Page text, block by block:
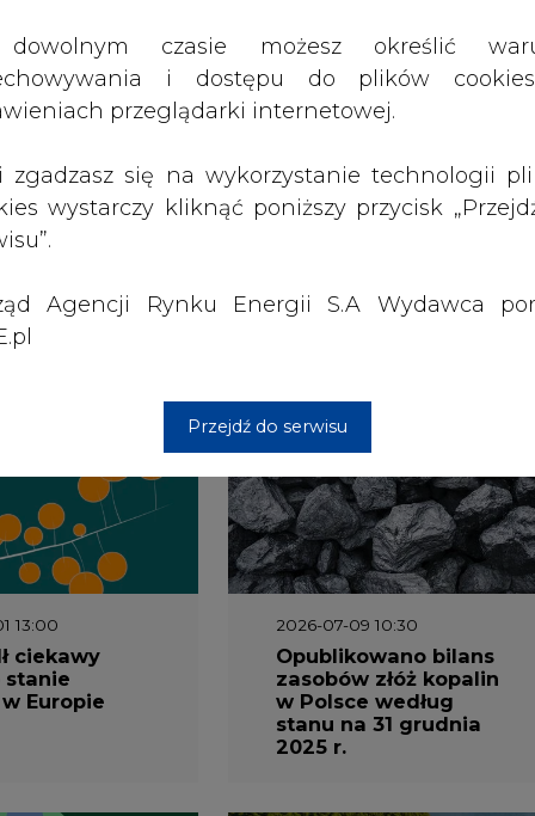
i dostępu do plików
przeglądarki internetowej.
wystarczy kliknąć poniższy przycisk
treści marketingowych w postaci newslettera
w Warszawie.
Państwa danych osobowych, w tym informacje o
prywatności.
13:00
ciekawy
Europie
2026-07-09 10:30
Opublikowano bilans
zasobów złóż kopalin
w Polsce według
stanu na 31 grudnia
2025 r.